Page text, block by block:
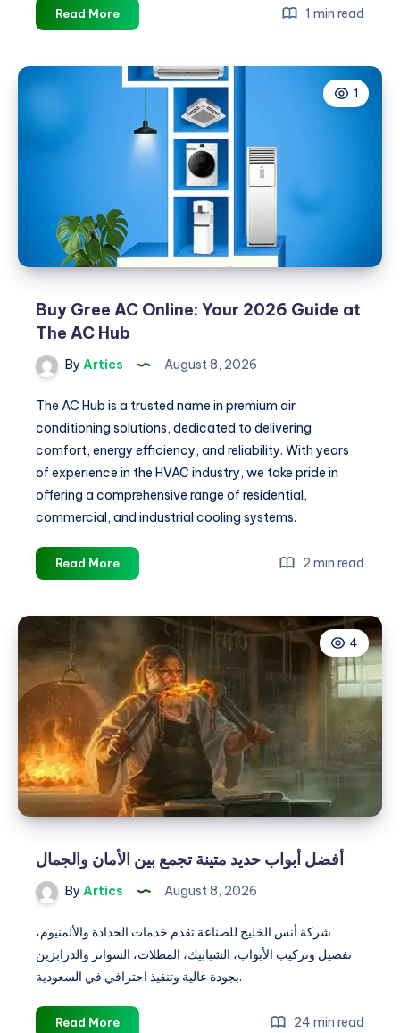
Read MorePetroleum
Equipment
Ensuring
Efficiency,
and
Reliability
Oil
&
Gas
1 min read
1
Buy Gree AC Online: Your 2026 Guide at
The AC Hub
By Artics August 8, 2026
The AC Hub is a trusted name in premium air
conditioning solutions, dedicated to delivering
comfort, energy efficiency, and reliability. With years
of experience in the HVAC industry, we take pride in
offering a comprehensive range of residential,
commercial, and industrial cooling systems.
Read MoreBuy
Gree
Online:
2026
Guide
at
The
AC
Hub
2 min read
4
أفضل أبواب حديد متينة تجمع بين الأمان والجمال
By Artics August 8, 2026
شركة أنس الخليج للصناعة تقدم خدمات الحدادة والألمنيوم،
تفصيل وتركيب الأبواب، الشبابيك، المظلات، السواتر والدرابزين
بجودة عالية وتنفيذ احترافي في السعودية.
Read Moreأفضل
24 min read